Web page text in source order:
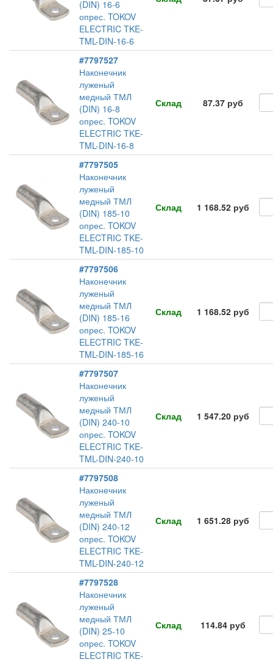
(DIN) 16-6
опрес. TOKOV
ELECTRIC TKE-
TML-DIN-16-6
#7797527
Наконечник
луженый
медный ТМЛ
(DIN) 16-8
опрес. TOKOV
ELECTRIC TKE-
TML-DIN-16-8
Склад 87.37 руб
#7797505
Наконечник
луженый
медный ТМЛ
(DIN) 185-10
опрес. TOKOV
ELECTRIC TKE-
TML-DIN-185-10
Склад 1 168.52 руб
#7797506
Наконечник
луженый
медный ТМЛ
(DIN) 185-16
опрес. TOKOV
ELECTRIC TKE-
TML-DIN-185-16
Склад 1 168.52 руб
#7797507
Наконечник
луженый
медный ТМЛ
(DIN) 240-10
опрес. TOKOV
ELECTRIC TKE-
TML-DIN-240-10
Склад 1 547.20 руб
#7797508
Наконечник
луженый
медный ТМЛ
(DIN) 240-12
опрес. TOKOV
ELECTRIC TKE-
TML-DIN-240-12
Склад 1 651.28 руб
#7797528
Наконечник
луженый
медный ТМЛ
(DIN) 25-10
опрес. TOKOV
ELECTRIC TKE-
Склад 114.84 руб